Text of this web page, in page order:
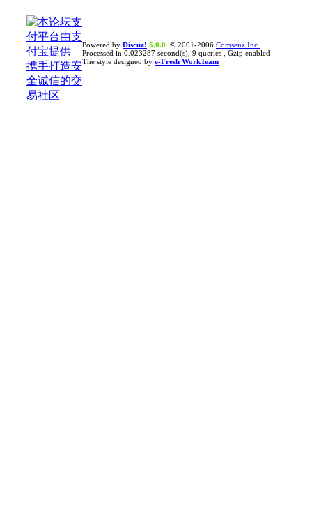
Powered by Discuz! 5.0.0 © 2001-2006 Comsenz Inc.
Processed in 0.023287 second(s), 9 queries , Gzip enabled
The style designed by e-Fresh WorkTeam